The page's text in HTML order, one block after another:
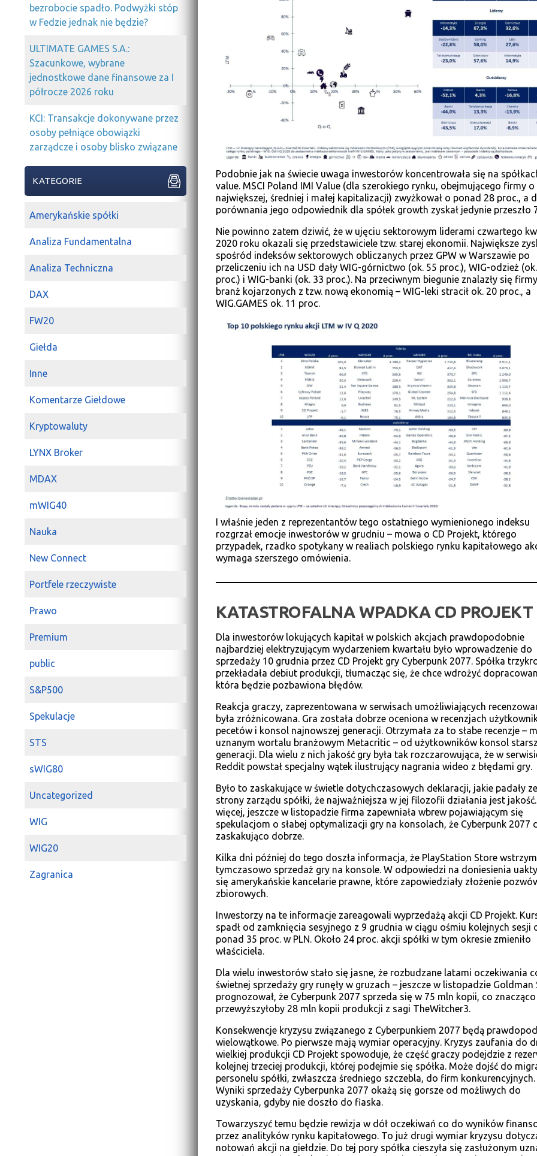
Podobnie jak na świecie uwaga inwestorów koncentrowała się na
value. MSCI Poland IMI Value (dla szerokiego rynku, obejmującego firmy o
największej, średniej i małej kapitalizacji) zwyżkował o ponad 28 proc., a
porównania jego odpowiednik dla spółek growth zyskał jedynie przeszło
Nie powinno zatem dziwić, że w ujęciu sektorowym liderami czwartego
2020 roku okazali się przedstawiciele tzw. starej ekonomii. Największe
spośród indeksów sektorowych obliczanych przez GPW w Warszawie po
przeliczeniu ich na USD dały WIG-górnictwo (ok. 55 proc.), WIG-odzież
proc.) i WIG-banki (ok. 33 proc.). Na przeciwnym biegunie znalazły się
branż kojarzonych z tzw. nową ekonomią – WIG-leki stracił ok. 20 proc., a
WIG.GAMES ok. 11 proc.
I właśnie jeden z reprezentantów tego ostatniego wymienionego indeksu
rozgrzał emocje inwestorów w grudniu – mowa o CD Projekt, którego
przypadek, rzadko spotykany w realiach polskiego rynku kapitałowego
wymaga szerszego omówienia.
KATASTROFALNA WPADKA CD PROJEKT
Dla inwestorów lokujących kapitał w polskich akcjach prawdopodobnie
najbardziej elektryzującym wydarzeniem kwartału było wprowadzenie do
sprzedaży 10 grudnia przez CD Projekt gry Cyberpunk 2077. Spółka
przekładała debiut produkcji, tłumacząc się, że chce wdrożyć
która będzie pozbawiona błędów.
Reakcja graczy, zaprezentowana w serwisach umożliwiających
była zróżnicowana. Gra została dobrze oceniona w recenzjach
pecetów i konsol najnowszej generacji. Otrzymała za to słabe recenzje –
uznanym wortalu branżowym Metacritic – od użytkowników konsol
generacji. Dla wielu z nich jakość gry była tak rozczarowująca, że w
Reddit powstał specjalny wątek ilustrujący nagrania wideo z błędami gry.
Było to zaskakujące w świetle dotychczasowych deklaracji, jakie padały ze
strony zarządu spółki, że najważniejsza w jej filozofii działania jest
więcej, jeszcze w listopadzie firma zapewniała wbrew pojawiającym się
spekulacjom o słabej optymalizacji gry na konsolach, że Cyberpunk 2077
zaskakująco dobrze.
Kilka dni później do tego doszła informacja, że PlayStation Store
tymczasowo sprzedaż gry na konsole. W odpowiedzi na doniesienia
się amerykańskie kancelarie prawne, które zapowiedziały złożenie
zbiorowych.
Inwestorzy na te informacje zareagowali wyprzedażą akcji CD Projekt.
spadł od zamknięcia sesyjnego z 9 grudnia w ciągu ośmiu kolejnych sesji
ponad 35 proc. w PLN. Około 24 proc. akcji spółki w tym okresie zmieniło
właściciela.
Dla wielu inwestorów stało się jasne, że rozbudzane latami oczekiwania
świetnej sprzedaży gry runęły w gruzach – jeszcze w listopadzie Goldman
prognozował, że Cyberpunk 2077 sprzeda się w 75 mln kopii, co znacząco
przewyższyłoby 28 mln kopii produkcji z sagi TheWitcher3.
Konsekwencje kryzysu związanego z Cyberpunkiem 2077 będą
wielowątkowe. Po pierwsze mają wymiar operacyjny. Kryzys zaufania do
wielkiej produkcji CD Projekt spowoduje, że część graczy podejdzie z
kolejnej trzeciej produkcji, której podejmie się spółka. Może dojść do
personelu spółki, zwłaszcza średniego szczebla, do firm konkurencyjnych.
Wyniki sprzedaży Cyberpunka 2077 okażą się gorsze od możliwych do
uzyskania, gdyby nie doszło do fiaska.
Towarzyszyć temu będzie rewizja w dół oczekiwań co do wyników
przez analityków rynku kapitałowego. To już drugi wymiar kryzysu
notowań akcji na giełdzie. Do tej pory spółka cieszyła się zasłużonym
bezrobocie spadło. Podwyżki stóp
w Fedzie jednak nie będzie?
ULTIMATE GAMES S.A.:
Szacunkowe, wybrane
jednostkowe dane finansowe za I
półrocze 2026 roku
KCI: Transakcje dokonywane przez
osoby pełniące obowiązki
zarządcze i osoby blisko związane
KATEGORIE
Amerykańskie spółki
Analiza Fundamentalna
Analiza Techniczna
DAX
FW20
Giełda
Inne
Komentarze Giełdowe
Kryptowaluty
LYNX Broker
MDAX
mWIG40
Nauka
New Connect
Portfele rzeczywiste
Prawo
Premium
public
S&P500
Spekulacje
STS
sWIG80
Uncategorized
WIG
WIG20
Zagranica